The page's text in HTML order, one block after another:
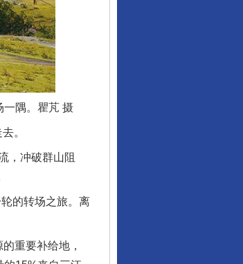
一隅。瞿芃 摄
。
，冲破群山阻
的转场之旅。离
重要补给地，